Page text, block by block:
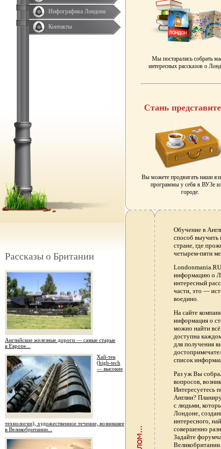
Инфографика Лондона
Контакты
Рассказы о Британии
Английские железные дороги — самые старые
в Европе...
Хай-тек
(high-tech
— высокие
технологии), художественное течение, возникшее
в Великобритании...
Мы постарались собрать
интересных рассказов о
Стань
Вы можете продвигать наши
программы у себя в ВУЗе
городе.
Обучение в
способ выучить
стране, где
четырем-пяти
информацию о
интересный
части, это —
воедино.
На сайте
информация о
можно найти
доступна
для получения
список
Раз уж Вы
вопросов,
Интересуетесь
Англии?
с людьми,
Лондоне,
интересного,
совершенно
Задайте